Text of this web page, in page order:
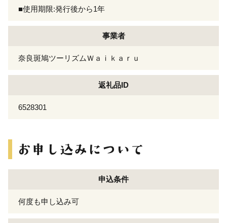
■使用期限:発行後から1年
事業者
奈良斑鳩ツーリズムＷａｉｋａｒｕ
返礼品ID
6528301
申込条件
何度も申し込み可